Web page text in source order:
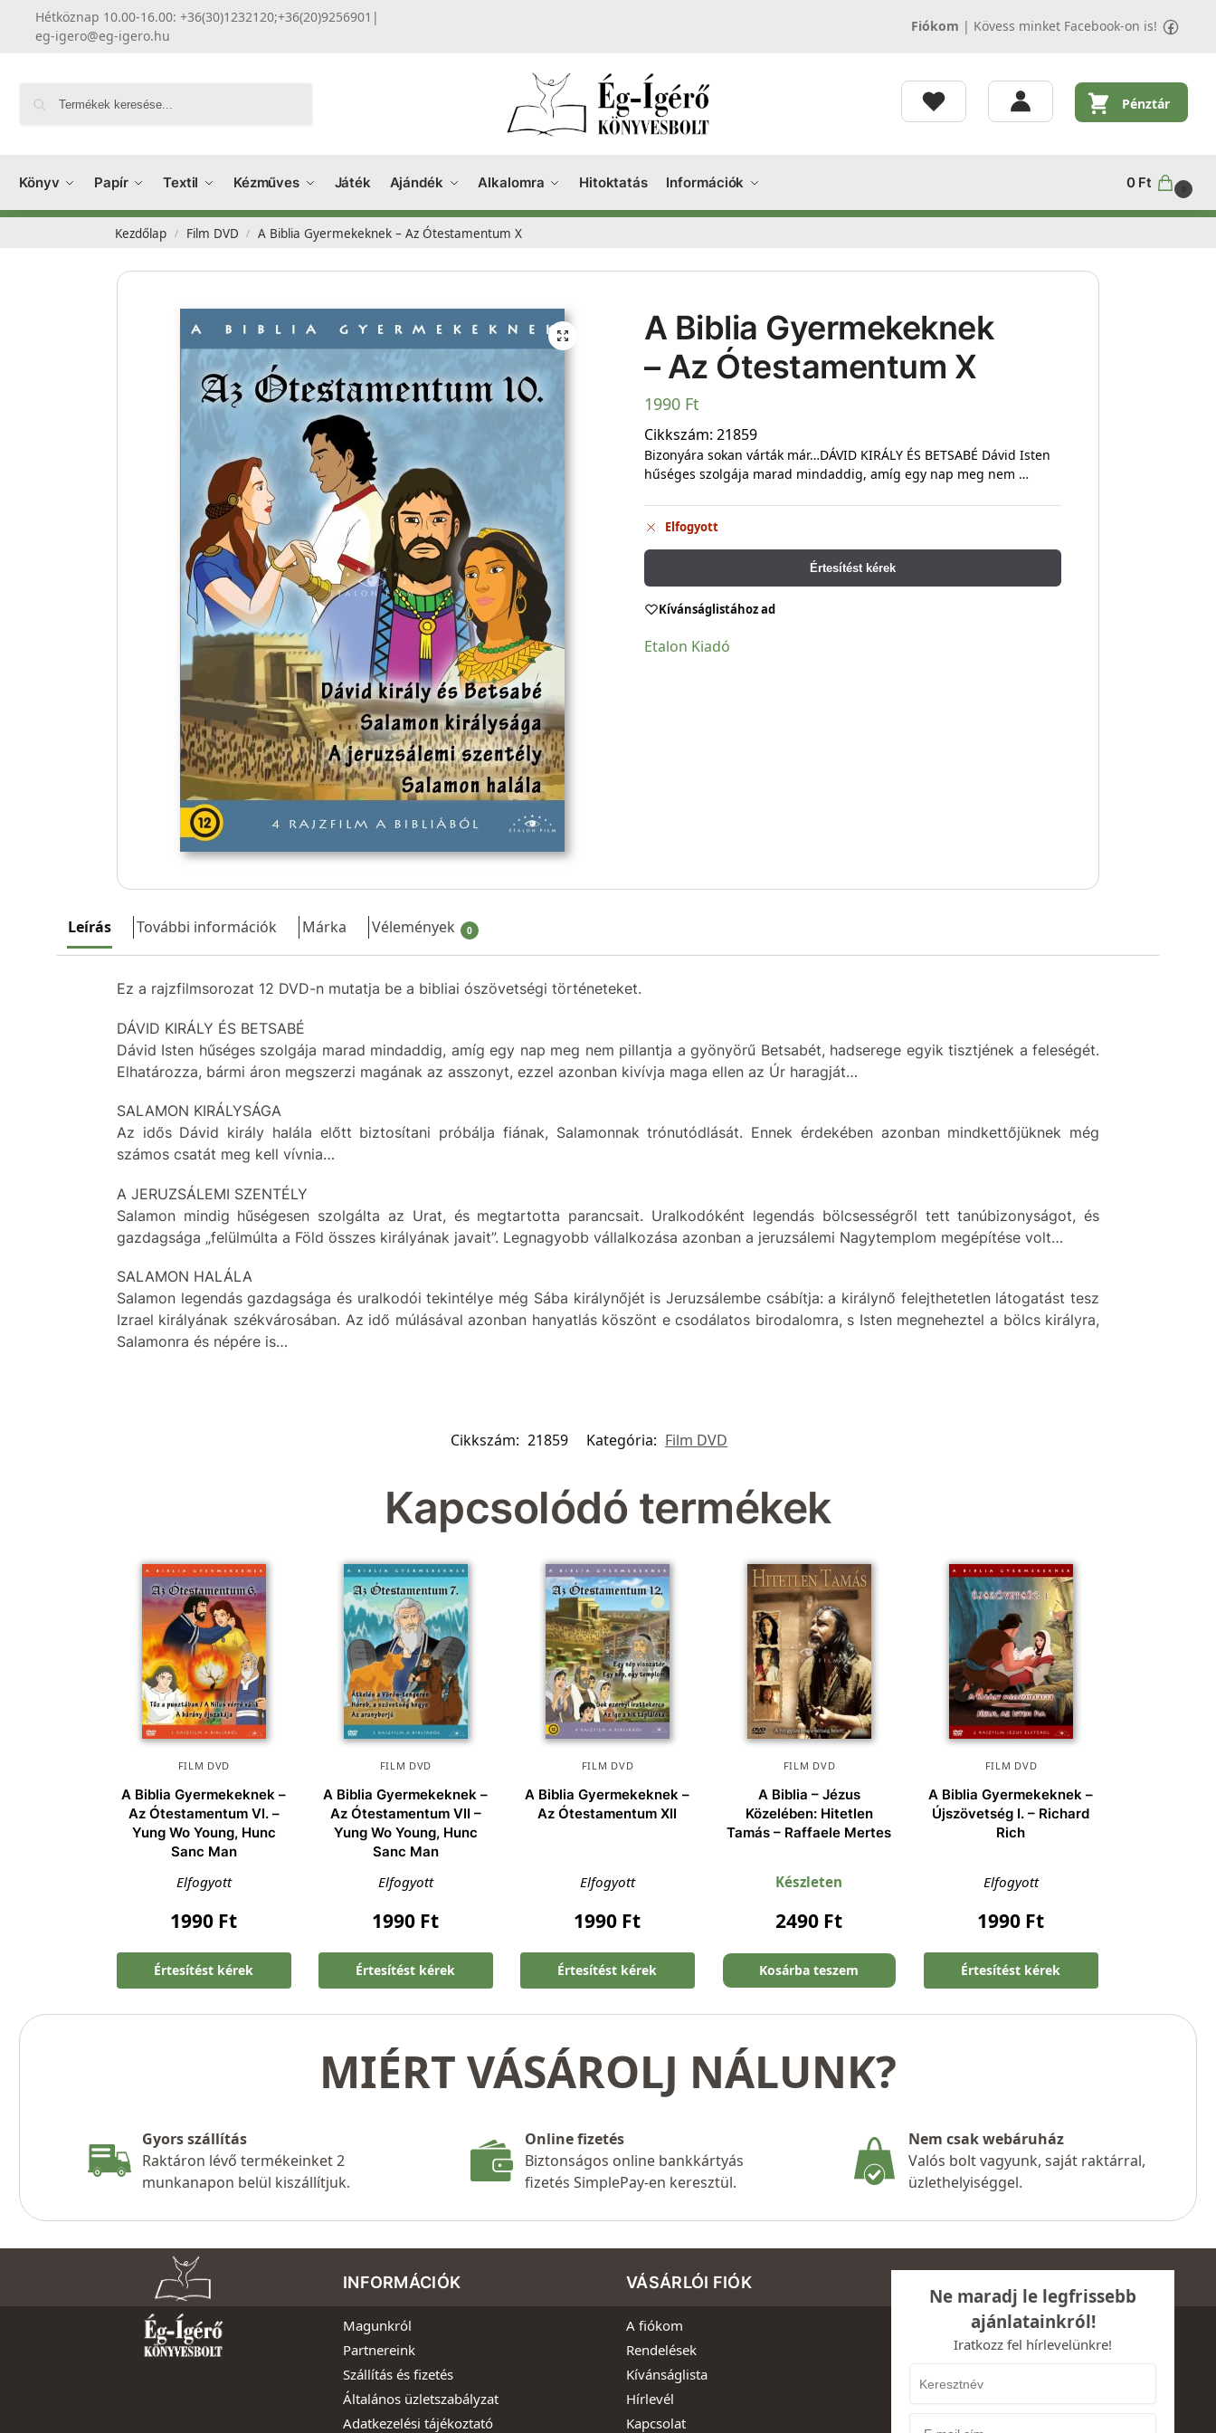
Hétköznap 10.00-16.00: +36(30)1232120;+36(20)9256901 |
eg-igero@eg-igero.hu
Fiókom | Kövess minket Facebook-on is!
Pénztár
Könyv Papír Textil Kézműves Játék Ajándék Alkalomra Hitoktatás Információk 0 Ft 0
Kezdőlap / Film DVD / A Biblia Gyermekeknek – Az Ótestamentum X
A Biblia Gyermekeknek
– Az Ótestamentum X
1990 Ft
Cikkszám: 21859
Bizonyára sokan várták már…DÁVID KIRÁLY ÉS BETSABÉ Dávid Isten
hűséges szolgája marad mindaddig, amíg egy nap meg nem …
Elfogyott
Értesítést kérek
Kívánságlistához ad
Etalon Kiadó
Leírás További információk Márka Vélemények 0
Ez a rajzfilmsorozat 12 DVD-n mutatja be a bibliai ószövetségi történeteket.
DÁVID KIRÁLY ÉS BETSABÉ
Dávid Isten hűséges szolgája marad mindaddig, amíg egy nap meg nem pillantja a gyönyörű Betsabét, hadserege egyik tisztjének a feleségét.
Elhatározza, bármi áron megszerzi magának az asszonyt, ezzel azonban kivívja maga ellen az Úr haragját…
SALAMON KIRÁLYSÁGA
Az idős Dávid király halála előtt biztosítani próbálja fiának, Salamonnak trónutódlását. Ennek érdekében azonban mindkettőjüknek még
számos csatát meg kell vívnia…
A JERUZSÁLEMI SZENTÉLY
Salamon mindig hűségesen szolgálta az Urat, és megtartotta parancsait. Uralkodóként legendás bölcsességről tett tanúbizonyságot, és
gazdagsága „felülmúlta a Föld összes királyának javait”. Legnagyobb vállalkozása azonban a jeruzsálemi Nagytemplom megépítése volt…
SALAMON HALÁLA
Salamon legendás gazdagsága és uralkodói tekintélye még Sába királynőjét is Jeruzsálembe csábítja: a királynő felejthetetlen látogatást tesz
Izrael királyának székvárosában. Az idő múlásával azonban hanyatlás köszönt e csodálatos birodalomra, s Isten megneheztel a bölcs királyra,
Salamonra és népére is…
Cikkszám: 21859 Kategória: Film DVD
Kapcsolódó termékek
FILM DVD
A Biblia Gyermekeknek –
Az Ótestamentum VI. –
Yung Wo Young, Hunc
Sanc Man
Elfogyott
1990 Ft
Értesítést kérek
FILM DVD
A Biblia Gyermekeknek –
Az Ótestamentum VII –
Yung Wo Young, Hunc
Sanc Man
Elfogyott
1990 Ft
Értesítést kérek
FILM DVD
A Biblia Gyermekeknek –
Az Ótestamentum XII
Elfogyott
1990 Ft
Értesítést kérek
FILM DVD
A Biblia – Jézus
Közelében: Hitetlen
Tamás – Raffaele Mertes
Készleten
2490 Ft
Kosárba teszem
FILM DVD
A Biblia Gyermekeknek –
Újszövetség I. – Richard
Rich
Elfogyott
1990 Ft
Értesítést kérek
MIÉRT VÁSÁROLJ NÁLUNK?
Gyors szállítás
Raktáron lévő termékeinket 2
munkanapon belül kiszállítjuk.
Online fizetés
Biztonságos online bankkártyás
fizetés SimplePay-en keresztül.
Nem csak webáruház
Valós bolt vagyunk, saját raktárral,
üzlethelyiséggel.
INFORMÁCIÓK
Magunkról
Partnereink
Szállítás és fizetés
Általános üzletszabályzat
Adatkezelési tájékoztató
VÁSÁRLÓI FIÓK
A fiókom
Rendelések
Kívánságlista
Hírlevél
Kapcsolat
Ne maradj le legfrissebb
ajánlatainkról!
Iratkozz fel hírlevelünkre!